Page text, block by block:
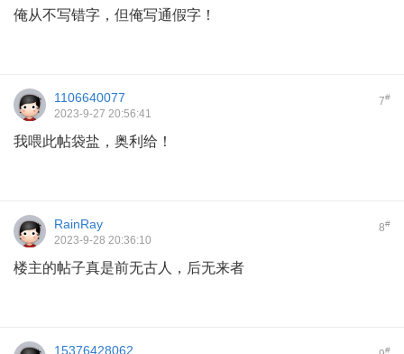
俺从不写错字，但俺写通假字！
7#
1106640077
2023-9-27 20:56:41
我喂此帖袋盐，奥利给！
8#
RainRay
2023-9-28 20:36:10
楼主的帖子真是前无古人，后无来者
#
15376428062